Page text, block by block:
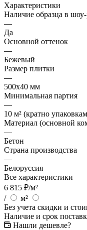
Характеристики
Наличие образца в
—
Да
Основной оттенок
—
Бежевый
Размер плитки
—
500х40 мм
Минимальная партия
—
10 м² (кратно
Материал (основной
—
Бетон
Страна производства
—
Белоруссия
Все характеристики
6 815 ₽/м²
/
м²
Без учета скидки и
Наличие и срок
Нашли дешевле?